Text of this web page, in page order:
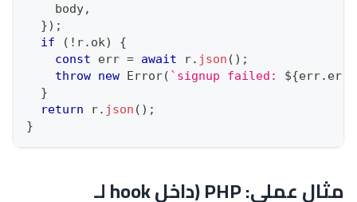
    body
,
}) ;
if
( ! r. ok)
{
const err = await r. json ( ) ;
throw new Error( ` signup failed: ${err.
}
return r. json ( ) ;
}
مثال عملي: PHP (داخل hook لـ